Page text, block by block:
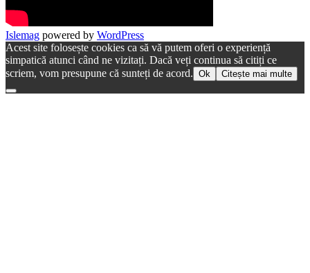
Islemag powered by WordPress
Acest site folosește cookies ca să vă putem oferi o experiență
simpatică atunci când ne vizitați. Dacă veți continua să citiți ce
scriem, vom presupune că sunteți de acord. Ok Citește mai multe